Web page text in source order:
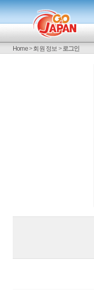
Home>회원 정보 >로그인